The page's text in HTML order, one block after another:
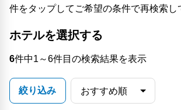
件をタップしてご希望の条件で再検索し
ホテルを選択する
6件中1～6件目の検索結果を表示
絞り込み